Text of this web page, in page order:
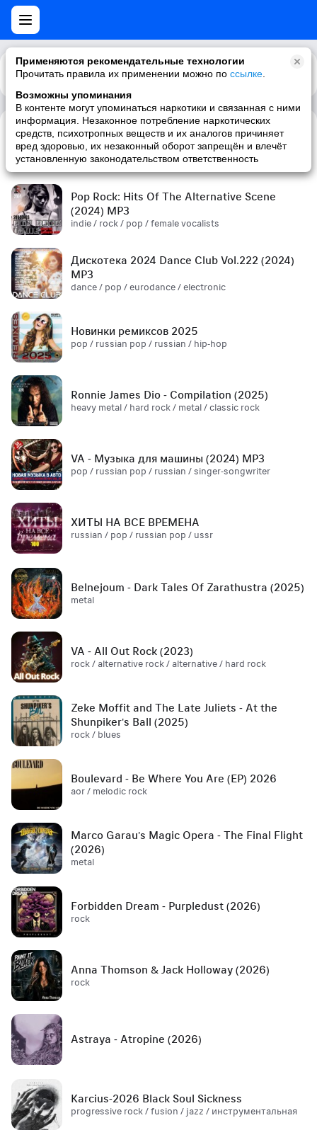
Применяются рекомендательные технологии
Прочитать правила их применении можно по ссылке
Возможны упоминания
В контенте могут упоминаться наркотики и связанная с ними
информация. Незаконное потребление наркотических
средств, психотропных веществ и их аналогов причиняет
вред здоровью, их незаконный оборот запрещён и влечёт
установленную законодательством ответственность
Каталог Рекомендации
Сборник! '90s (2024) MP3
pop / russian pop / russian / '90s
Pop Rock: Hits Of The Alternative Scene
(2024) MP3
indie / rock / pop / female vocalists
Дискотека 2024 Dance Club Vol.222 (2024)
MP3
dance / pop / eurodance / electronic
Новинки ремиксов 2025
pop / russian pop / russian / hip-hop
Ronnie James Dio - Compilation (2025)
heavy metal / hard rock / metal / classic rock
VA - Музыка для машины (2024) MP3
pop / russian pop / russian / singer-songwriter
ХИТЫ НА ВСЕ ВРЕМЕНА
russian / pop / russian pop / ussr
Belnejoum - Dark Tales Of Zarathustra (2025)
metal
VA - All Out Rock (2023)
rock / alternative rock / alternative / hard rock
Zeke Moffit and The Late Juliets - At the
Shunpiker's Ball (2025)
rock / blues
Boulevard - Be Where You Are (EP) 2026
aor / melodic rock
Marco Garau's Magic Opera - The Final Flight
(2026)
metal
Forbidden Dream - Purpledust (2026)
rock
Anna Thomson & Jack Holloway (2026)
rock
Astraya - Atropine (2026)
Karcius-2026 Black Soul Sickness
progressive rock / fusion / jazz / инструментальная